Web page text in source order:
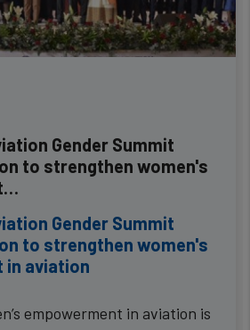
Gender Summit
to strengthen women's
Gender Summit
to strengthen women's
in aviation
empowerment in aviation is